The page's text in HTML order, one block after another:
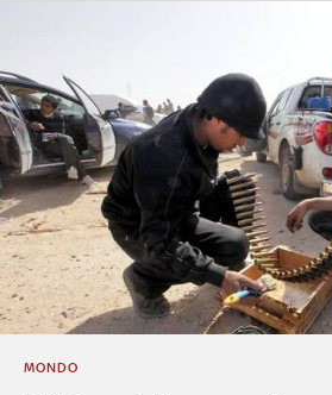
MONDO